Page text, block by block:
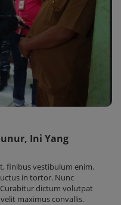
Ini Yang
finibus vestibulum enim.
in tortor. Nunc
dictum volutpat
maximus convallis.